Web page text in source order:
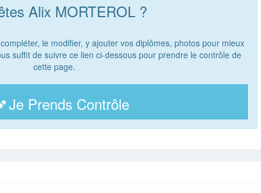
Alix MORTEROL ?
le modifier, y ajouter vos diplômes, photos pour mieux
suffit de suivre ce lien ci-dessous pour prendre le contrôle de
cette page.
Je Prends Contrôle